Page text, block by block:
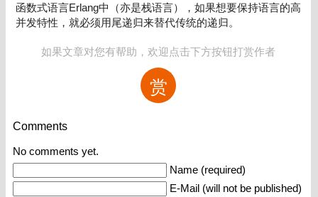
函数式语言Erlang中（亦是栈语言），如果想要保持语言的高
并发特性，就必须用尾递归来替代传统的递归。
如果文章对您有帮助，欢迎点击下方按钮打赏作者
赏
Comments
No comments yet.
Name (required)
E-Mail (will not be published)